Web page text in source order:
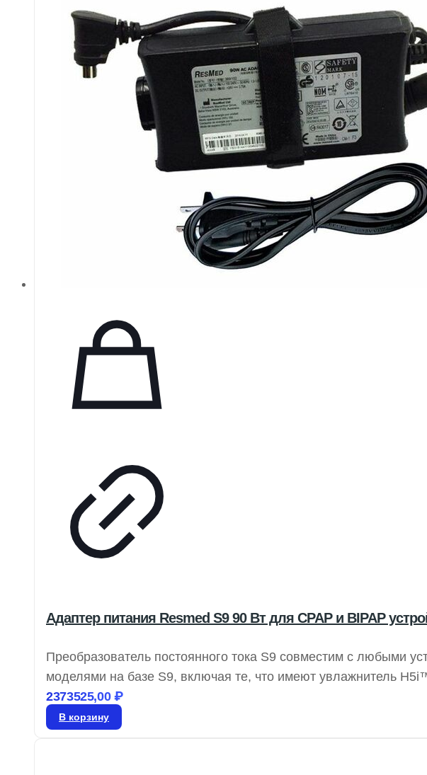
Адаптер питания Resmed S9 90 Вт для CPAP и BIPAP
Преобразователь постоянного тока S9 совместим с любыми
моделями на базе S9, включая те, что имеют увлажнитель
доставки 4–5 дней, гарантия от производителя — 1 год. Бренд:
2373525,00₽
В корзину